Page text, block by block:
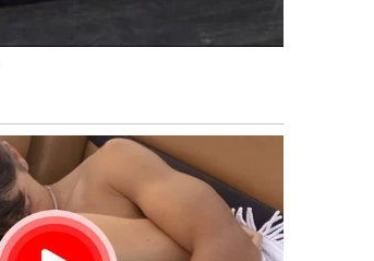
koja donosi mir i stabilnost. To
da se razvije u nešto ozbiljno.
ko razume važnost odanosti,
može pokazati više pažnje i